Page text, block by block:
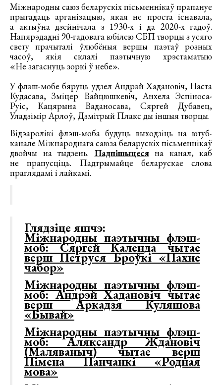
Міжнародны саюз беларускіх пісьменнікаў прапануе
прыгадаць арганізацыю, якая не проста існавала,
а актыўна дзейнічала з 1930-х і да 2020-х гадоў.
Напярэдадні 90-гадовага юбілею СБП творцы з усяго
свету прачыталі ўлюбёныя вершы паэтаў розных
часоў, якія склалі паэтычную хрэстаматыю
«Не загаснуць зоркі ў небе».
У флэш-мобе бяруць удзел Андрэй Хадановіч, Наста
Кудасава, Зміцер Вайцюшкевіч, Анхела Эспіноса-
Руіс, Кацярына Ваданосава, Сяргей Дубавец,
Уладзімір Арлоў, Дзмітрый Плакс ды іншыя творцы.
Відэаролікі флэш-моба будуць выходзіць на ютуб-
канале Міжнароднага саюза беларускіх пісьменнікаў
двойчы на тыдзень. Падпішыцеся на канал, каб
не прапусціць. Падтрымайце беларускае слова
праглядамі і лайкамі.
Глядзіце яшчэ:
Міжнародны паэтычны флэш-
моб: Сяргей Календа чытае
верш Петруся Броўкі «Пахне
чабор»
Міжнародны паэтычны флэш-
моб: Андрэй Хадановіч чытае
верш Аркадзя Куляшова
«Бывай»
Міжнародны паэтычны флэш-
моб: Аляксандр Ждановіч
(Маляваныч) чытае верш
Пімена Панчанкі «Родная
мова»